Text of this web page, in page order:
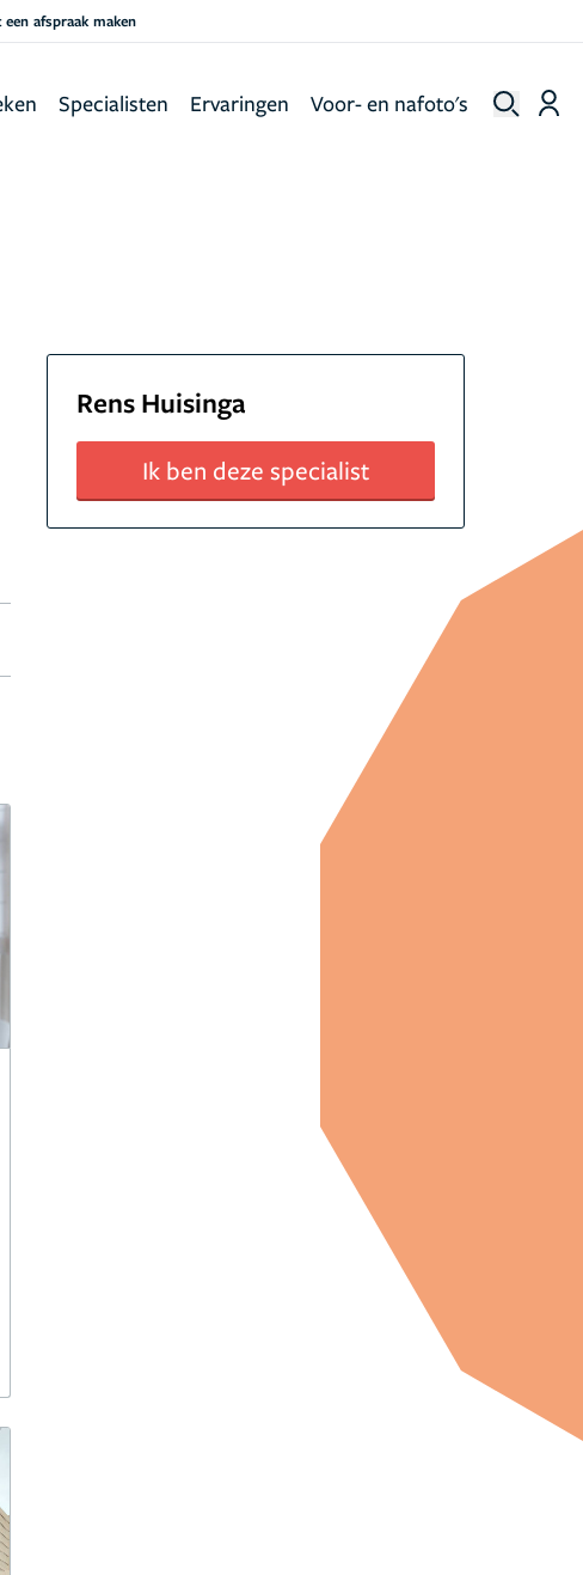
een afspraak maken
Specialisten Ervaringen Voor- en nafoto's
Rens Huisinga
Ik ben deze specialist